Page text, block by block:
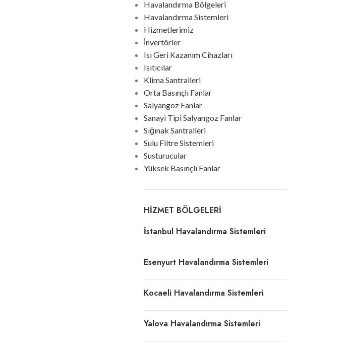
Havalandırma Bölgeleri
Havalandırma Sistemleri
Hizmetlerimiz
İnvertörler
Isı Geri Kazanım Cihazları
Isıtıcılar
Klima Santralleri
Orta Basınçlı Fanlar
Salyangoz Fanlar
Sanayi Tipi Salyangoz Fanlar
Sığınak Santralleri
Sulu Filtre Sistemleri
Susturucular
Yüksek Basınçlı Fanlar
HIZMET BÖLGELERI
İstanbul Havalandırma Sistemleri
Esenyurt Havalandırma Sistemleri
Kocaeli Havalandırma Sistemleri
Yalova Havalandırma Sistemleri